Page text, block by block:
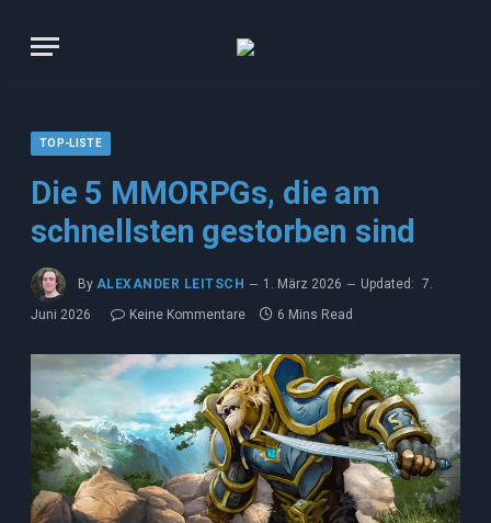
TOP-LISTE
Die 5 MMORPGs, die am
schnellsten gestorben sind
By ALEXANDER LEITSCH 1. März 2026 Updated: 7.
Juni 2026
Keine Kommentare 6 Mins Read